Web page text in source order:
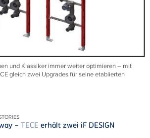
und Klassiker immer weiter optimieren – mit
gleich zwei Upgrades für seine etablierten
– TECE erhält zwei iF DESIGN